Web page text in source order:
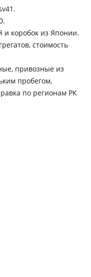
коробок из Японии.
стоимость
привозные из
пробегом,
по регионам РК